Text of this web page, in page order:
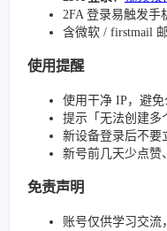
2FA 登录易触发手
含微软 / firstmail
使用提醒
使用干净 IP，避
提示「无法创建多
新设备登录后不要
新号前几天少点赞
免责声明
账号仅供学习交流